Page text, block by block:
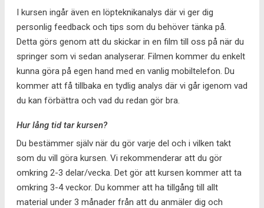
I kursen ingår även en löpteknikanalys där vi ger dig
personlig feedback och tips som du behöver tänka på.
Detta görs genom att du skickar in en film till oss på när du
springer som vi sedan analyserar. Filmen kommer du enkelt
kunna göra på egen hand med en vanlig mobiltelefon. Du
kommer att få tillbaka en tydlig analys där vi går igenom vad
du kan förbättra och vad du redan gör bra.
Hur lång tid tar kursen?
Du bestämmer själv när du gör varje del och i vilken takt
som du vill göra kursen. Vi rekommenderar att du gör
omkring 2-3 delar/vecka. Det gör att kursen kommer att ta
omkring 3-4 veckor. Du kommer att ha tillgång till allt
material under 3 månader från att du anmäler dig och